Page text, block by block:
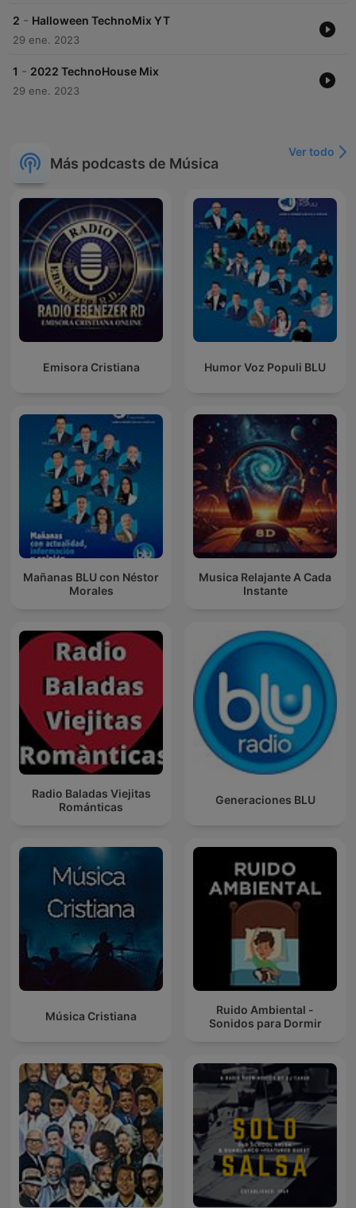
2 - Halloween TechnoMix YT
29 ene. 2023
1 - 2022 TechnoHouse Mix
29 ene. 2023
Más podcasts de Música
Ver todo
Emisora Cristiana Humor Voz Populi BLU
Mañanas BLU con Néstor
Morales
Musica Relajante A Cada
Instante
Radio Baladas Viejitas
Románticas
Generaciones BLU
Música Cristiana
Ruido Ambiental -
Sonidos para Dormir